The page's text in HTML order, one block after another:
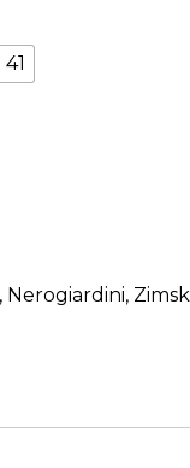
41
, Nerogiardini,